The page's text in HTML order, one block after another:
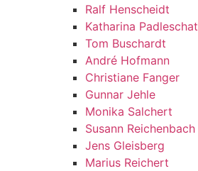
Ralf Henscheidt
Katharina Padleschat
Tom Buschardt
André Hofmann
Christiane Fanger
Gunnar Jehle
Monika Salchert
Susann Reichenbach
Jens Gleisberg
Marius Reichert